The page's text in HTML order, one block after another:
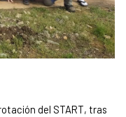
del START, tras